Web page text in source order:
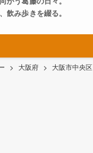
飲み歩きを綴る。
大阪府 大阪市中央区